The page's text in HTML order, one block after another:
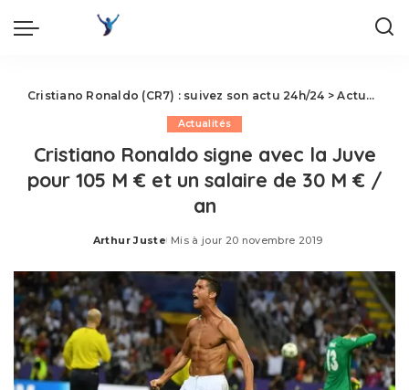
Cristiano Ronaldo (CR7) : suivez son actu 24h/24 >Actualités
Actualités
Cristiano Ronaldo signe avec la Juve
pour 105 M € et un salaire de 30 M € /
an
Posted
Arthur Juste Mis à jour 20 novembre 2019